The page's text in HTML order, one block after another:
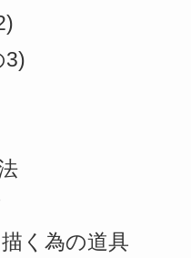
3)
く為の道具